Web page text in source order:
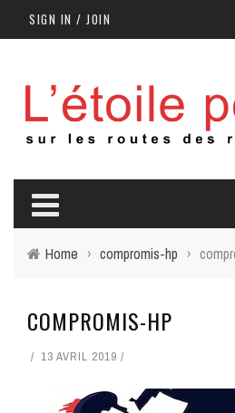
SIGN IN / JOIN
Home › compromis-hp ›
COMPROMIS-HP
13 AVRIL 2019